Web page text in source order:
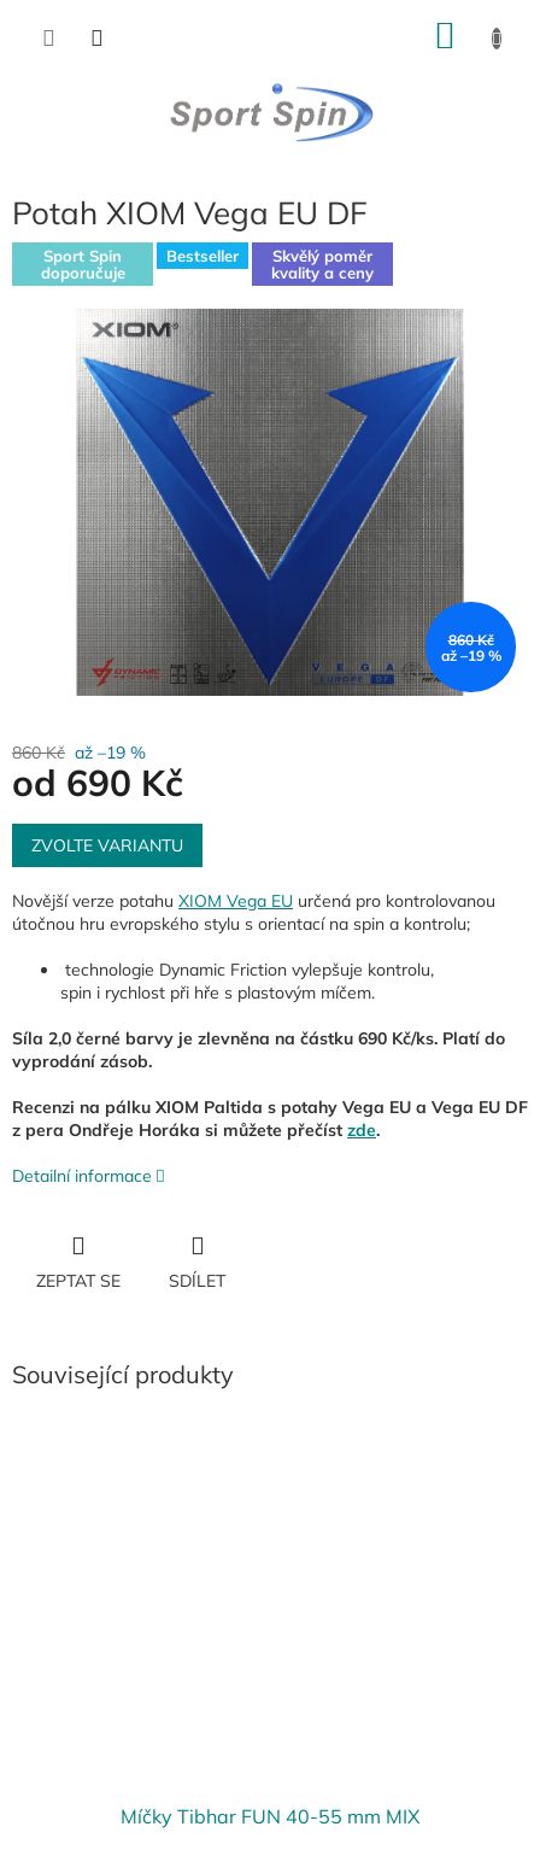
Potah XIOM Vega EU DF
Sport Spin
doporučuje
Bestseller
Skvělý poměr
kvality a ceny
860 Kč
až –19 %
860 Kč až –19 %
od 690 Kč
Měrná
cena:
ZVOLTE VARIANTU
Novější verze potahu XIOM Vega EU určená pro kontrolovanou
útočnou hru evropského stylu s orientací na spin a kontrolu;
technologie Dynamic Friction vylepšuje kontrolu,
spin i rychlost při hře s plastovým míčem.
Síla 2,0 černé barvy je zlevněna na částku 690 Kč/ks. Platí do
vyprodání zásob.
Recenzi na pálku XIOM Paltida s potahy Vega EU a Vega EU DF
z pera Ondřeje Horáka si můžete přečíst zde.
Detailní informace
ZEPTAT SE SDÍLET
Související produkty
Míčky Tibhar FUN 40-55 mm MIX